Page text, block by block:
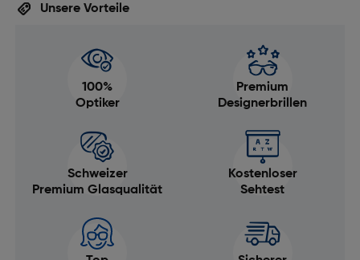
Unsere Vorteile
100%
Optiker
Premium
Designerbrillen
Schweizer
Premium Glasqualität
Kostenloser
Sehtest